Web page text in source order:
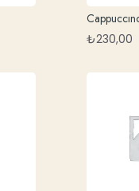
₺230,00